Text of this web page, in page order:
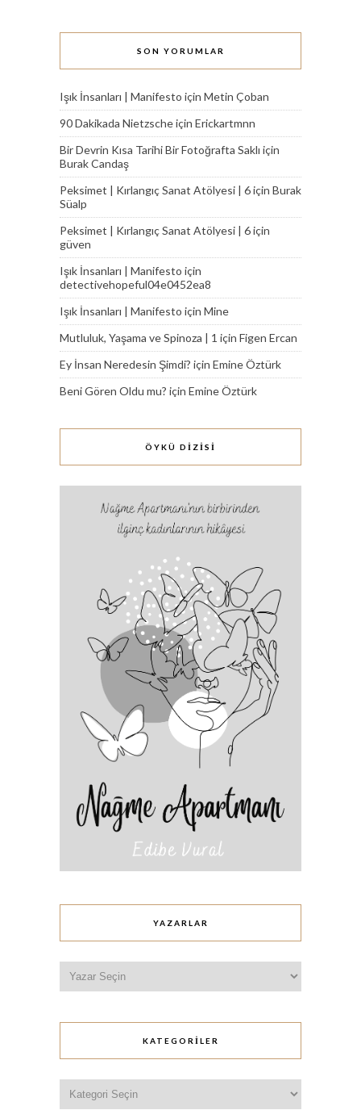
SON YORUMLAR
Işık İnsanları | Manifesto için Metin Çoban
90 Dakikada Nietzscheiçin Erickartmnn
Bir Devrin Kısa Tarihi Bir Fotoğrafta Saklı için
Burak Candaş
Peksimet | Kırlangıç Sanat Atölyesi | 6için Burak
Süalp
Peksimet | Kırlangıç Sanat Atölyesi | 6için
güven
Işık İnsanları | Manifesto için
detectivehopeful04e0452ea8
Işık İnsanları | Manifesto için Mine
Mutluluk, Yaşama ve Spinoza | 1 için Figen Ercan
Ey İnsan Neredesin Şimdi? için Emine Öztürk
Beni Gören Oldu mu? için Emine Öztürk
ÖYKÜ DİZİSİ
YAZARLAR
KATEGORILER